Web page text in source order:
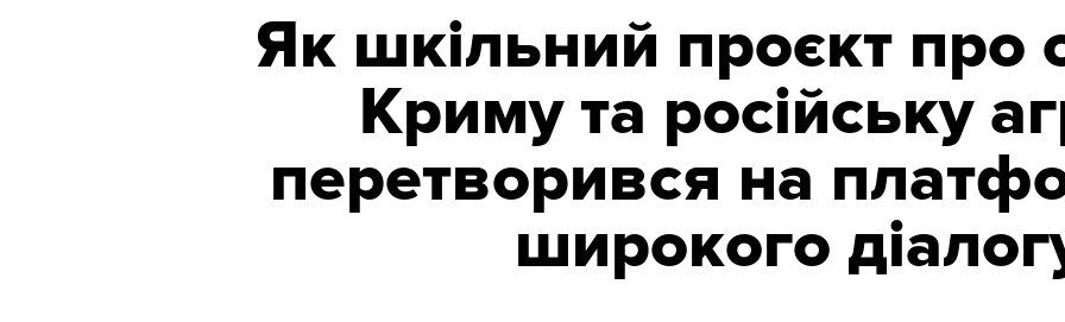
Як шкільний проєкт про
Криму та російську
перетворився на
широкого